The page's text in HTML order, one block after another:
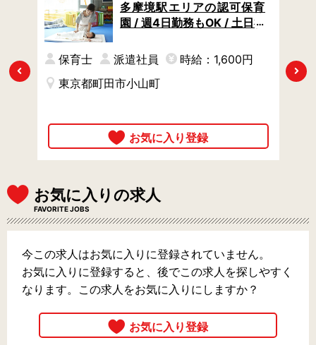
Previous
多摩境駅エリアの認可保育
園 / 週4日勤務もOK / 土日祝
保育士 派遣社員
時給：1,600円
東京都町田市小山町
Next
お気に入りの求人
FAVORITE JOBS
今この求人はお気に入りに登録されていません。
お気に入りに登録すると、後でこの求人を探しやすく
なります。この求人をお気に入りにしますか？